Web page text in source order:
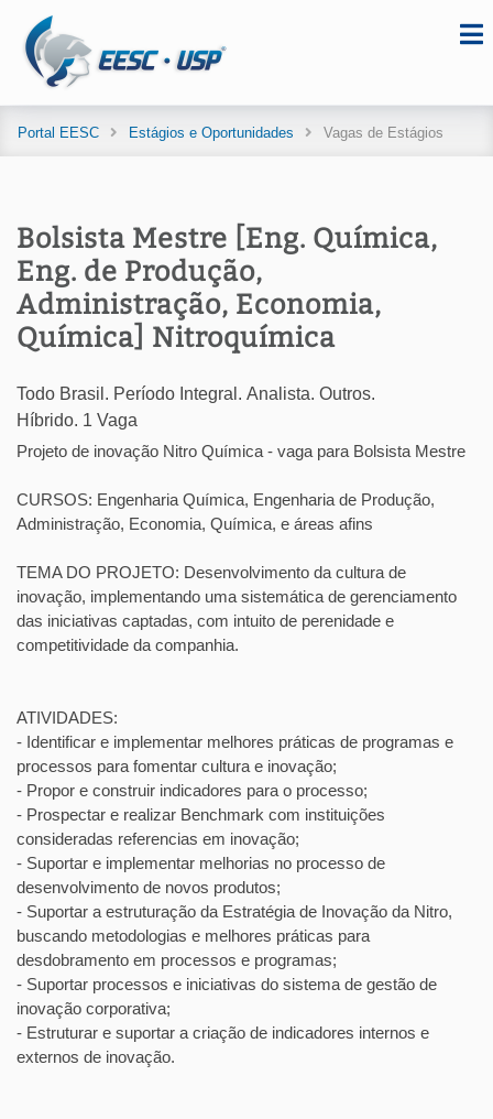
Portal EESC Estágios e Oportunidades Vagas de Estágios
Bolsista Mestre [Eng. Química,
Eng. de Produção,
Administração, Economia,
Química] Nitroquímica
Todo Brasil. Período Integral. Analista. Outros.
Híbrido. 1 Vaga
Projeto de inovação Nitro Química - vaga para Bolsista Mestre
CURSOS: Engenharia Química, Engenharia de Produção,
Administração, Economia, Química, e áreas afins
TEMA DO PROJETO: Desenvolvimento da cultura de
inovação, implementando uma sistemática de gerenciamento
das iniciativas captadas, com intuito de perenidade e
competitividade da companhia.
ATIVIDADES:
- Identificar e implementar melhores práticas de programas e
processos para fomentar cultura e inovação;
- Propor e construir indicadores para o processo;
- Prospectar e realizar Benchmark com instituições
consideradas referencias em inovação;
- Suportar e implementar melhorias no processo de
desenvolvimento de novos produtos;
- Suportar a estruturação da Estratégia de Inovação da Nitro,
buscando metodologias e melhores práticas para
desdobramento em processos e programas;
- Suportar processos e iniciativas do sistema de gestão de
inovação corporativa;
- Estruturar e suportar a criação de indicadores internos e
externos de inovação.